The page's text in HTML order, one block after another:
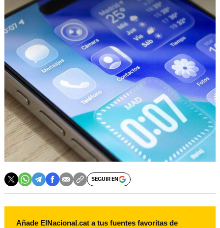
SEGUIR EN
Añade ElNacional.cat a tus fuentes favoritas de